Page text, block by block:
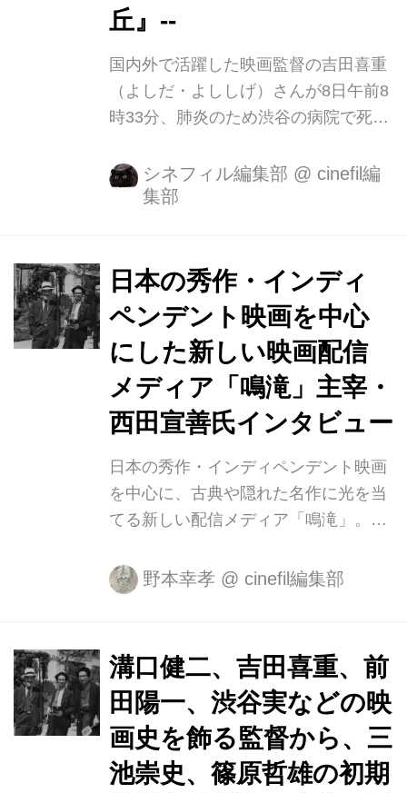
丘』--
国内外で活躍した映画監督の吉田喜重
（よしだ・よししげ）さんが8日午前8
時33分、肺炎のため渋谷の病院で死
監督らに師事し、1960年に監督デビュ
ー。 『秋津温泉』『日本脱出』などを
64年、俳優の岡田茉莉子さんと結婚。
66年に現代映画社を設立し『エロス＋
虐殺』で、フランスなどで評価を受
け、『戒厳令』などを発表。1986年、
13年ぶりの映画監督として復帰作『人
間の約束』で芸術選奨文部大臣賞、サ
ン・セバスチャン国際映画祭「銀の貝
殻賞」を受賞。1988年『嵐が丘』では
自身初となるカンヌ国際映画祭...
シネフィル編集部 @ cinefil編
集部
日本の秀作・インディ
ペンデント映画を中心
にした新しい映画配信
メディア「鳴滝」主宰・
西田宣善氏インタビュー
日本の秀作・インディペンデント映画
を中心に、古典や隠れた名作に光を当
てる新しい配信メディア「鳴滝」。サ
の天才監督・山中貞雄を中心に結成さ
れた脚本家集団「鳴滝組」へのオマー
中、中国の戦場で兵士として亡くなっ
た山中は、その遺書に「最後に、先輩
友人諸氏に一言 よい映画をこさえて下
さい。」と書き残した。コロナ禍と東
京五輪という現在とかつての戦時下が
重なり、狂気にひた走るいまの日本に
野本幸孝 @ cinefil編集部
溝口健二、吉田喜重、前
田陽一、渋谷実などの映
画史を飾る監督から、三
池崇史、篠原哲雄の初期